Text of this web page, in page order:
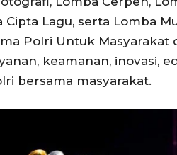
Cipta Lagu, serta Lomba
Polri Untuk Masyarakat
keamanan, inovasi,
bersama masyarakat.